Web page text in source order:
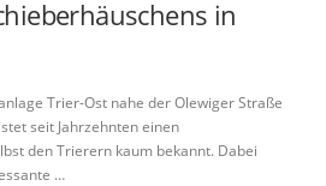
in
Trier-Ost nahe der Olewiger Straße
seit Jahrzehnten einen
den Trierern kaum bekannt. Dabei
…